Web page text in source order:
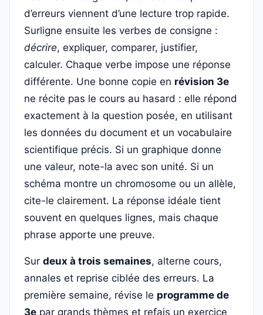
d’erreurs viennent d’une lecture trop rapide.
Surligne ensuite les verbes de consigne :
décrire, expliquer, comparer, justifier,
calculer. Chaque verbe impose une réponse
différente. Une bonne copie en révision 3e
ne récite pas le cours au hasard : elle répond
exactement à la question posée, en utilisant
les données du document et un vocabulaire
scientifique précis. Si un graphique donne
une valeur, note-la avec son unité. Si un
schéma montre un chromosome ou un allèle,
cite-le clairement. La réponse idéale tient
souvent en quelques lignes, mais chaque
phrase apporte une preuve.
Sur deux à trois semaines, alterne cours,
annales et reprise ciblée des erreurs. La
première semaine, révise le programme de
3e par grands thèmes et refais un exercice